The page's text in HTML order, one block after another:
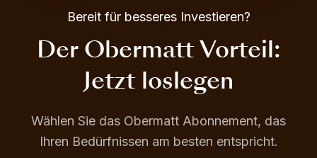
Bereit für besseres Investieren?
Der Obermatt Vorteil:
Jetzt loslegen
Wählen Sie das Obermatt Abonnement, das
Ihren Bedürfnissen am besten entspricht.